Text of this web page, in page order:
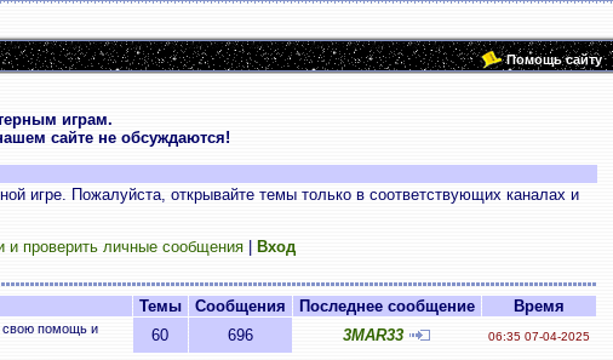
Помощь сайту
играм.
сайте не обсуждаются!
игре. Пожалуйста, открывайте темы только в соответствующих каналах и
и проверить личные сообщения| Вход
Темы Сообщения Последнее сообщение
Время
свою помощь и
60 696 3MAR33 06:35 07-04-2025